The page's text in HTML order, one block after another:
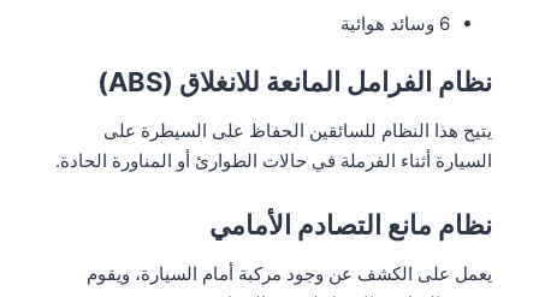
6 وسائد هوائية
نظام الفرامل المانعة للانغلاق (ABS)
يتيح هذا النظام للسائقين الحفاظ على السيطرة على
السيارة أثناء الفرملة في حالات الطوارئ أو المناورة الحادة.
نظام مانع التصادم الأمامي
يعمل على الكشف عن وجود مركبة أمام السيارة، ويقوم